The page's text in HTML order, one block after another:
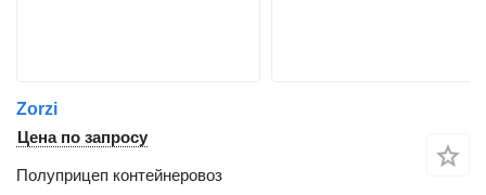
Zorzi
Цена по запросу
Полуприцеп контейнеровоз